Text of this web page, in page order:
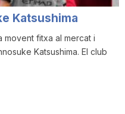
Katsushima
movent fitxa al mercat i
Katsushima. El club